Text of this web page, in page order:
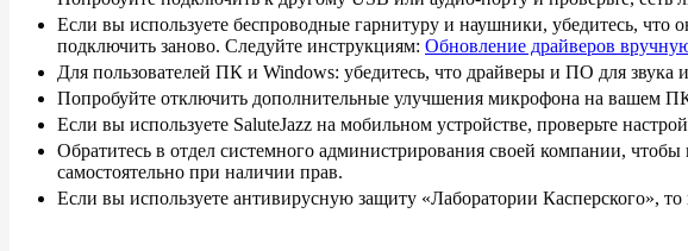
Если вы используете беспроводные гарнитуру и наушники, убедитесь,
подключить заново. Следуйте инструкциям: Обновление драйверов
Для пользователей ПК и Windows: убедитесь, что драйверы и ПО для
Попробуйте отключить дополнительные улучшения микрофона на вашем
Если вы используете SaluteJazz на мобильном устройстве, проверьте
Обратитесь в отдел системного администрирования своей компании,
самостоятельно при наличии прав.
Если вы используете антивирусную защиту «Лаборатории Касперского», то